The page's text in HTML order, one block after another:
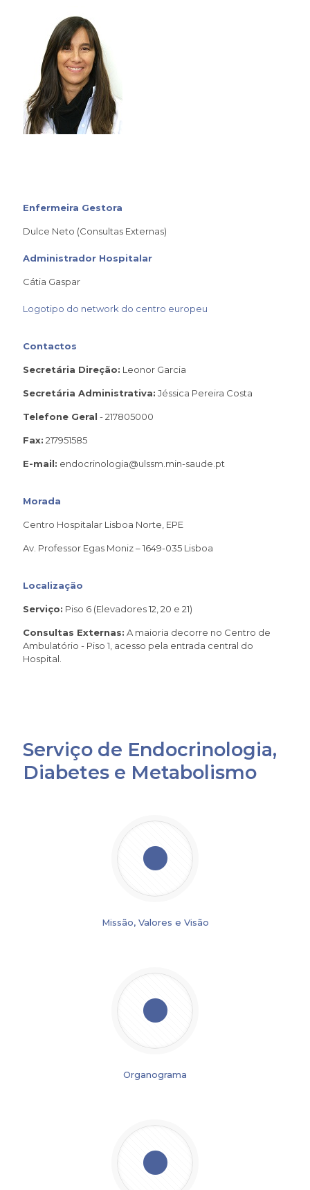
Enfermeira Gestora
Dulce Neto (Consultas Externas)
Administrador Hospitalar
Cátia Gaspar
Logotipo do network do centro europeu
Contactos
Secretária Direção: Leonor Garcia
Secretária Administrativa: Jéssica Pereira Costa
Telefone Geral - 217805000
Fax: 217951585
E-mail: endocrinologia@ulssm.min-saude.pt
Morada
Centro Hospitalar Lisboa Norte, EPE
Av. Professor Egas Moniz – 1649-035 Lisboa
Localização
Serviço: Piso 6 (Elevadores 12, 20 e 21)
Consultas Externas: A maioria decorre no Centro de
Ambulatório - Piso 1, acesso pela entrada central do
Hospital.
Serviço de Endocrinologia,
Diabetes e Metabolismo
Missão, Valores e Visão
Organograma